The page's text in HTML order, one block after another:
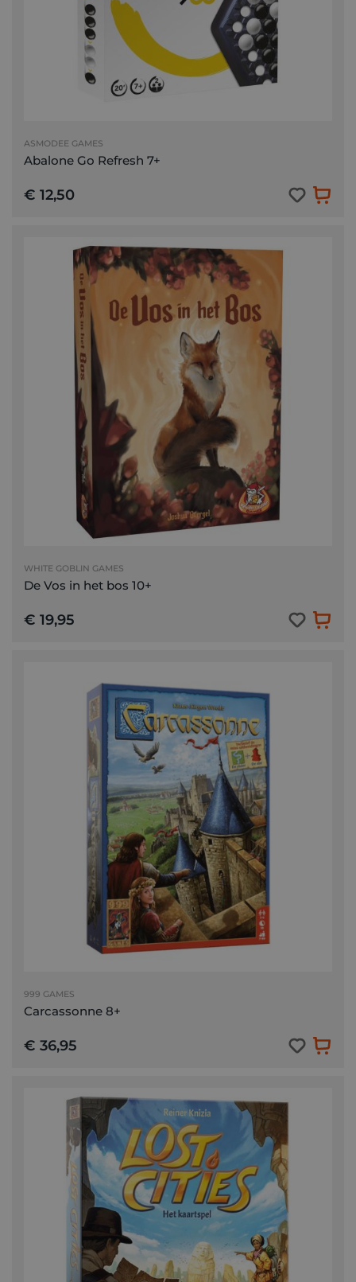
ASMODEE GAMES
Abalone Go Refresh 7+
€ 12,50
WHITE GOBLIN GAMES
De Vos in het bos 10+
€ 19,95
999 GAMES
Carcassonne 8+
€ 36,95